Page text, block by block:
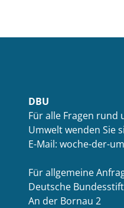
DBU
Für alle Fragen rund
Umwelt wenden Sie
E-Mail: woche-der-
Für allgemeine
Deutsche
An der Bornau 2